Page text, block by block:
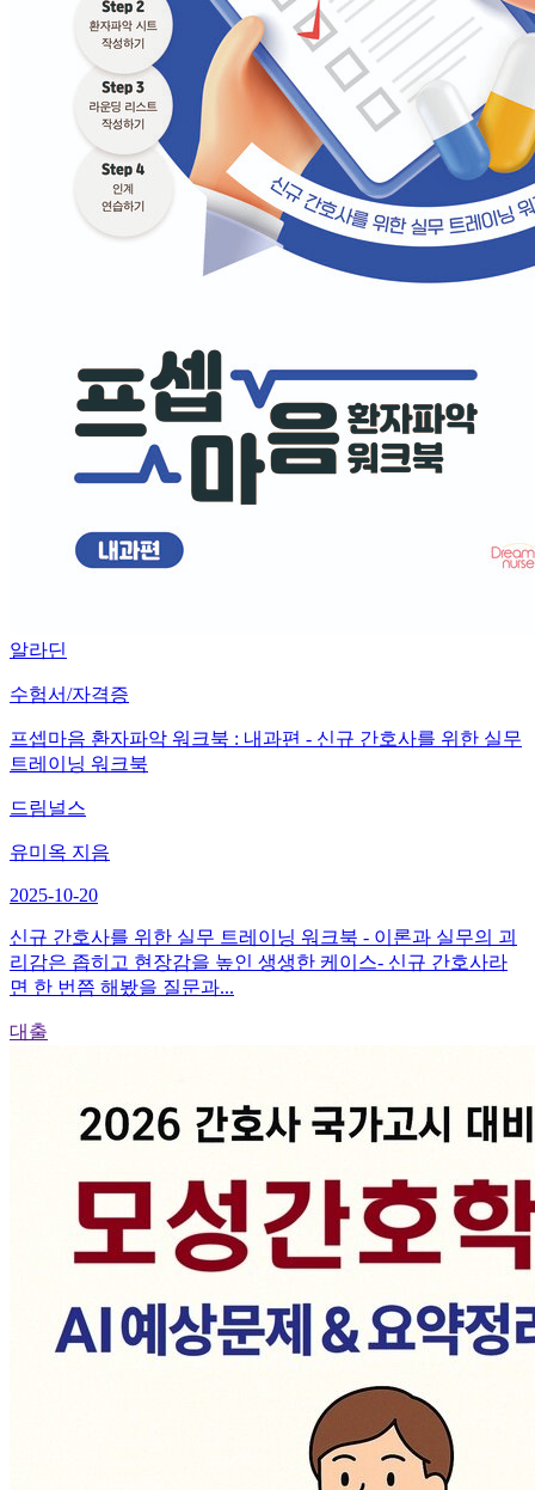
알라딘
수험서/자격증
프셉마음 환자파악 워크북 : 내과편 - 신규 간호사를 위한 실무
트레이닝 워크북
드림널스
유미옥 지음
2025-10-20
신규 간호사를 위한 실무 트레이닝 워크북 - 이론과 실무의 괴
리감은 좁히고 현장감을 높인 생생한 케이스- 신규 간호사라
면 한 번쯤 해봤을 질문과...
대출